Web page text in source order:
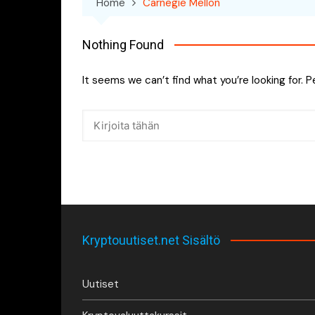
Nothing Found
It seems we can’t find what you’re looking for.
Kryptouutiset.net Sisältö
Uutiset